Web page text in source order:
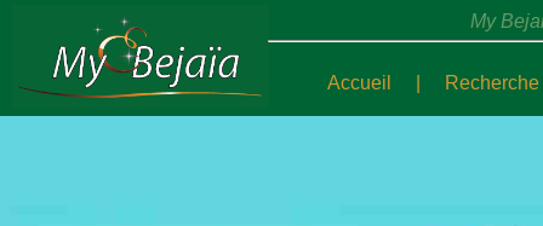
My
Accueil Recherche
My Bejaia.com - le portail de la ville de Bejaïa